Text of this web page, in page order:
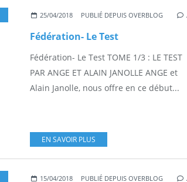
,SF,DESSINATEUR
25/04/2018 PUBLIÉ DEPUIS OVERBLOG
Fédération- Le Test
Fédération- Le Test TOME 1/3 : LE TEST
PAR ANGE ET ALAIN JANOLLE ANGE et
Alain Janolle, nous offre en ce début...
EN SAVOIR PLUS
STOYA ,SCIENCE-FICTION ,
15/04/2018 PUBLIÉ DEPUIS OVERBLOG